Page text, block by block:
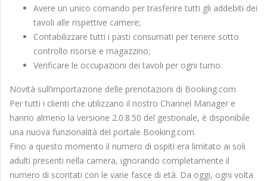
Avere un unico comando per trasferire tutti gli addebiti dei
tavoli alle rispettive camere;
Contabilizzare tutti i pasti consumati per tenere sotto
controllo risorse e magazzino;
Verificare le occupazioni dei tavoli per ogni turno.
Novità sull’importazione delle prenotazioni di Booking.com
Per tutti i clienti che utilizzano il nostro Channel Manager e
hanno almeno la versione 2.0.8.50 del gestionale, è disponibile
una nuova funzionalità del portale Booking.com.
Fino a questo momento il numero di ospiti era limitato ai soli
adulti presenti nella camera, ignorando completamente il
numero di scontati con le varie fasce di età. Da oggi, ogni volta